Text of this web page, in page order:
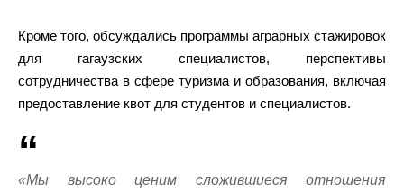
Кроме того, обсуждались программы аграрных стажировок
для гагаузских специалистов, перспективы
сотрудничества в сфере туризма и образования, включая
предоставление квот для студентов и специалистов.
«Мы высоко ценим сложившиеся отношения